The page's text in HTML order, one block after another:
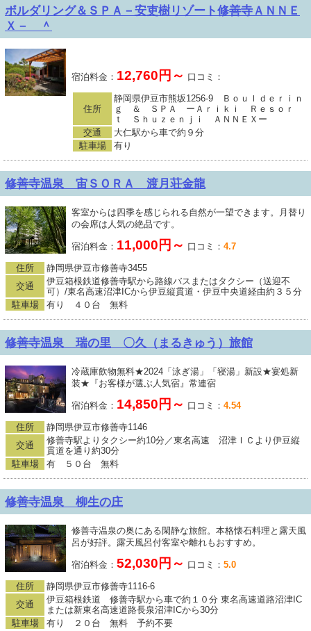
ボルダリング＆ＳＰＡ－安吏樹リゾート修善寺ＡＮＮＥ
Ｘ－ ＾
宿泊料金： 12,760円～ 口コミ：
住所
静岡県伊豆市熊坂1256-9 Ｂｏｕｌｄｅｒｉｎ
ｇ ＆ ＳＰＡ ーＡｒｉｋｉ Ｒｅｓｏｒ
ｔ Ｓｈｕｚｅｎｊｉ ＡＮＮＥＸー
交通
大仁駅から車で約９分
駐車場
有り
修善寺温泉 宙ＳＯＲＡ 渡月荘金龍
客室からは四季を感じられる自然が一望できます。月替り
の会席は人気の絶品です。
宿泊料金： 11,000円～ 口コミ： 4.7
住所
静岡県伊豆市修善寺3455
交通
伊豆箱根鉄道修善寺駅から路線バスまたはタクシー（送迎不
可）/東名高速沼津ICから伊豆縦貫道・伊豆中央道経由約３５分
駐車場
有り ４０台 無料
修善寺温泉 瑞の里 〇久（まるきゅう）旅館
冷蔵庫飲物無料★2024「泳ぎ湯」「寝湯」新設★宴処新
装★『お客様が選ぶ人気宿』常連宿
宿泊料金： 14,850円～ 口コミ： 4.54
住所
静岡県伊豆市修善寺1146
交通
修善寺駅よりタクシー約10分／東名高速 沼津ＩＣより伊豆縦
貫道を通り約30分
駐車場
有 ５０台 無料
修善寺温泉 柳生の庄
修善寺温泉の奥にある閑静な旅館。本格懐石料理と露天風
呂が好評。露天風呂付客室や離れもおすすめ。
宿泊料金： 52,030円～ 口コミ： 5.0
住所
静岡県伊豆市修善寺1116-6
交通
伊豆箱根鉄道 修善寺駅から車で約１０分 東名高速道路沼津IC
または新東名高速道路長泉沼津ICから30分
駐車場
有り ２０台 無料 予約不要